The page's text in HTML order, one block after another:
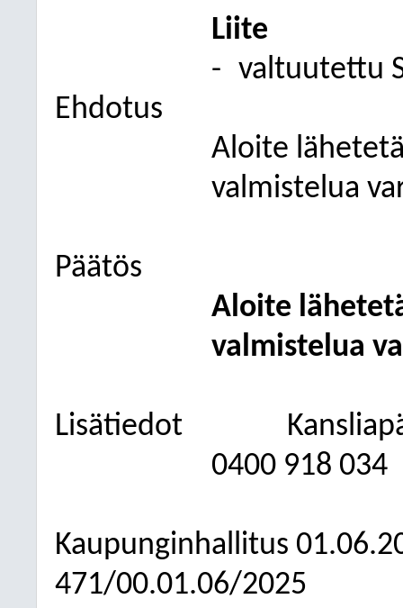
Liite
- valtuutettu
Ehdotus
Aloite
valmistelua
Päätös
Aloite
valmistelua
Lisätiedot
0400 918 034
Kaupunginhallitus
471/00.01.06/2025